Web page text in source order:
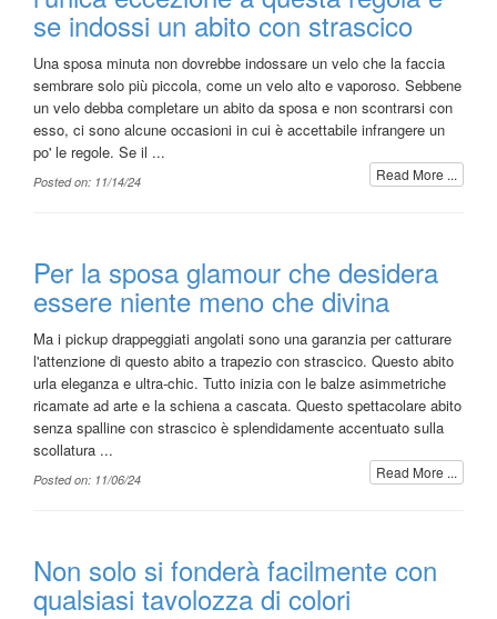
se indossi un abito con strascico
Una sposa minuta non dovrebbe indossare un velo che la faccia
sembrare solo più piccola, come un velo alto e vaporoso. Sebbene
un velo debba completare un abito da sposa e non scontrarsi con
esso, ci sono alcune occasioni in cui è accettabile infrangere un
po' le regole. Se il ...
Read More ...
Posted on: 11/14/24
Per la sposa glamour che desidera
essere niente meno che divina
Ma i pickup drappeggiati angolati sono una garanzia per catturare
l'attenzione di questo abito a trapezio con strascico. Questo abito
urla eleganza e ultra-chic. Tutto inizia con le balze asimmetriche
ricamate ad arte e la schiena a cascata. Questo spettacolare abito
senza spalline con strascico è splendidamente accentuato sulla
scollatura ...
Read More ...
Posted on: 11/06/24
Non solo si fonderà facilmente con
qualsiasi tavolozza di colori